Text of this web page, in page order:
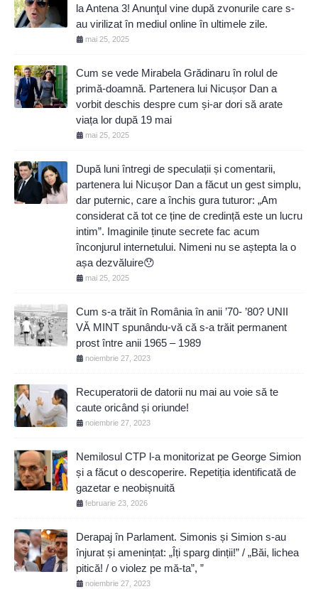
la Antena 3! Anunţul vine după zvonurile care s-
au virilizat în mediul online în ultimele zile.
mai 25, 2025
Cum se vede Mirabela Grădinaru în rolul de
primă-doamnă. Partenera lui Nicușor Dan a
vorbit deschis despre cum și-ar dori să arate
viața lor după 19 mai
mai 25, 2025
După luni întregi de speculații și comentarii,
partenera lui Nicușor Dan a făcut un gest simplu,
dar puternic, care a închis gura tuturor: „Am
considerat că tot ce ține de credință este un lucru
intim”. Imaginile ținute secrete fac acum
înconjurul internetului. Nimeni nu se aștepta la o
așa dezvăluire😯
mai 25, 2025
Cum s-a trăit în România în anii ’70- ’80? UNII
VĂ MINT spunându-vă că s-a trăit permanent
prost între anii 1965 – 1989
noiembrie 27, 2023
Recuperatorii de datorii nu mai au voie să te
caute oricând și oriunde!
noiembrie 27, 2023
Nemilosul CTP l-a monitorizat pe George Simion
și a făcut o descoperire. Repetiția identificată de
gazetar e neobișnuită
februarie 23, 2026
Derapaj în Parlament. Simonis și Simion s-au
înjurat și amenințat: „Îți sparg dinții!” / „Băi, lichea
pitică! / o violez pe mă-ta”, ”
noiembrie 27, 2023